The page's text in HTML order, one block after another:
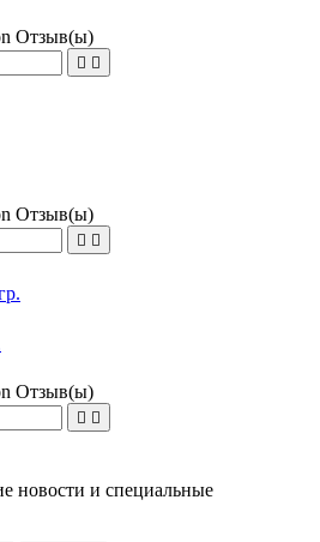
Отзыв(ы)
 
Отзыв(ы)
 
Отзыв(ы)
 
новости и специальные